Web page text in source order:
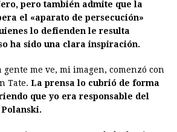
pero también admite que la
el «aparato de persecución»
lo defienden le resulta
ha sido una clara inspiración.
gente me ve, mi imagen, comenzó con
Tate. La prensa lo cubrió de forma
que yo era responsable del